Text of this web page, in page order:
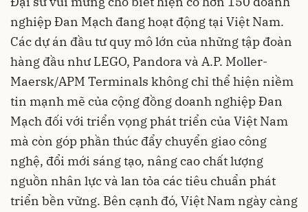
nghiệp Đan Mạch đang hoạt động tại Việt Nam.
Các dự án đầu tư quy mô lớn của những tập đoàn
hàng đầu như LEGO, Pandora và A.P. Moller-
Maersk/APM Terminals không chỉ thể hiện niềm
tin mạnh mẽ của cộng đồng doanh nghiệp Đan
Mạch đối với triển vọng phát triển của Việt Nam
mà còn góp phần thúc đẩy chuyển giao công
nghệ, đổi mới sáng tạo, nâng cao chất lượng
nguồn nhân lực và lan tỏa các tiêu chuẩn phát
triển bền vững. Bên cạnh đó, Việt Nam ngày càng